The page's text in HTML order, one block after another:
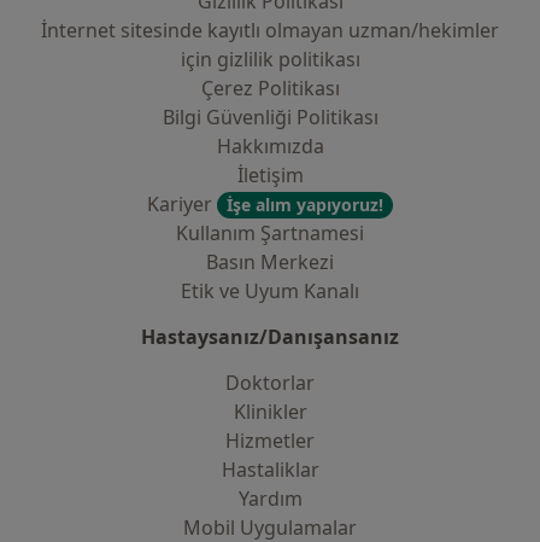
İnternet sitesinde kayıtlı olmayan uzman/hekimler
i̇çin gizlilik politikası
Çerez Politikası
Bilgi Güvenliği Politikası
Hakkımızda
İletişim
Kariyer
İşe alım yapıyoruz!
Kullanım Şartnamesi
Basın Merkezi
Etik ve Uyum Kanalı
Hastaysanız/Danışansanız
Doktorlar
Klinikler
Hizmetler
Hastaliklar
Yardım
Mobil Uygulamalar